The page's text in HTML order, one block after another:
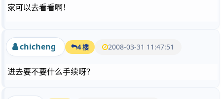
家可以去看看啊！
chicheng 4 楼 2008-03-31 11:47:51
进去要不要什么手续呀？